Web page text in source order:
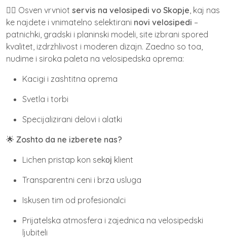
🚴‍♂️ Osven vrvniot servis na velosipedi vo Skopje , kaj nas
ke najdete i vnimatelno selektirani novi velosipedi –
patnichki, gradski i planinski modeli, site izbrani spored
kvalitet, izdrzhlivost i moderen dizajn. Zaedno so toa,
nudime i siroka paleta na velosipedska oprema:
Kacigi i zashtitna oprema
Svetla i torbi
Specijalizirani delovi i alatki
🌟 Zoshto da ne izberete nas?
Lichen pristap kon sekој klient
Transparentni ceni i brza usluga
Iskusen tim od profesionalci
Prijatelska atmosfera i zajednica na velosipedski
ljubiteli